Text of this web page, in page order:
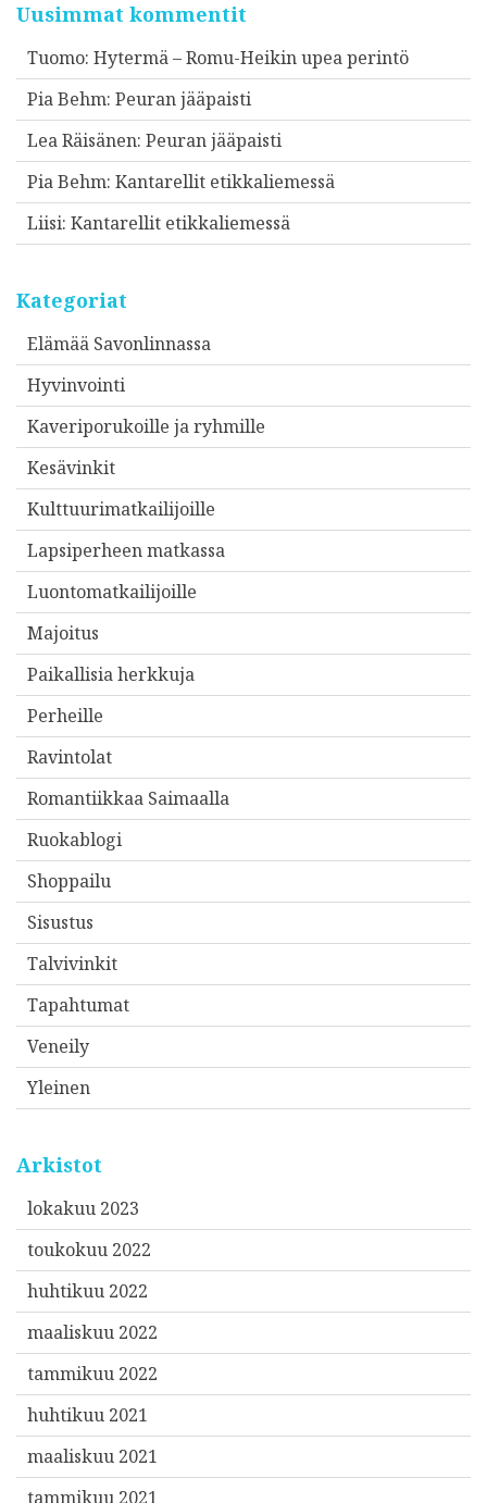
Uusimmat kommentit
Tuomo: Hytermä – Romu-Heikin upea perintö
Pia Behm: Peuran jääpaisti
Lea Räisänen: Peuran jääpaisti
Pia Behm: Kantarellit etikkaliemessä
Liisi: Kantarellit etikkaliemessä
Kategoriat
Elämää Savonlinnassa
Hyvinvointi
Kaveriporukoille ja ryhmille
Kesävinkit
Kulttuurimatkailijoille
Lapsiperheen matkassa
Luontomatkailijoille
Majoitus
Paikallisia herkkuja
Perheille
Ravintolat
Romantiikkaa Saimaalla
Ruokablogi
Shoppailu
Sisustus
Talvivinkit
Tapahtumat
Veneily
Yleinen
Arkistot
lokakuu 2023
toukokuu 2022
huhtikuu 2022
maaliskuu 2022
tammikuu 2022
huhtikuu 2021
maaliskuu 2021
tammikuu 2021